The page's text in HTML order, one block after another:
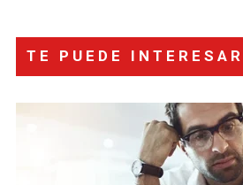
TE PUEDE INTERESAR